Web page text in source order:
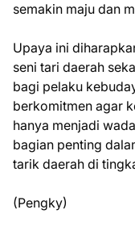
semakin maju dan
Upaya ini
seni tari daerah
bagi pelaku
berkomitmen agar
hanya menjadi
bagian penting
tarik daerah di
(Pengky)